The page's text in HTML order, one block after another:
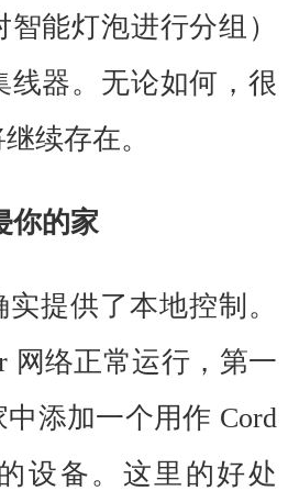
能灯泡进行分组）
线器。无论如何，很
续存在。
你的家
提供了本地控制。
网络正常运行，第一
添加一个用作 Cord
设备。这里的好处